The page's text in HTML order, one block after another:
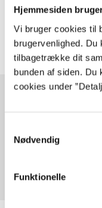
Hjemmesiden
Vi bruger cookies til
brugervenlighed.
tilbagetrække dit
bunden af siden.
cookies under
Nødvendig
Funktionelle
Artiklerne i handler
Fra